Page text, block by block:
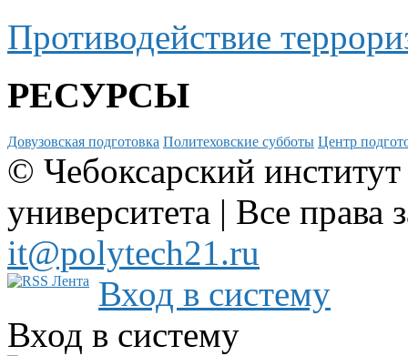
Противодействие
РЕСУРСЫ
Довузовская подготовка Политеховские субботы Центр
© Чебоксарский
университета | Все
it@polytech21.ru
Вход в систему
Вход в систему